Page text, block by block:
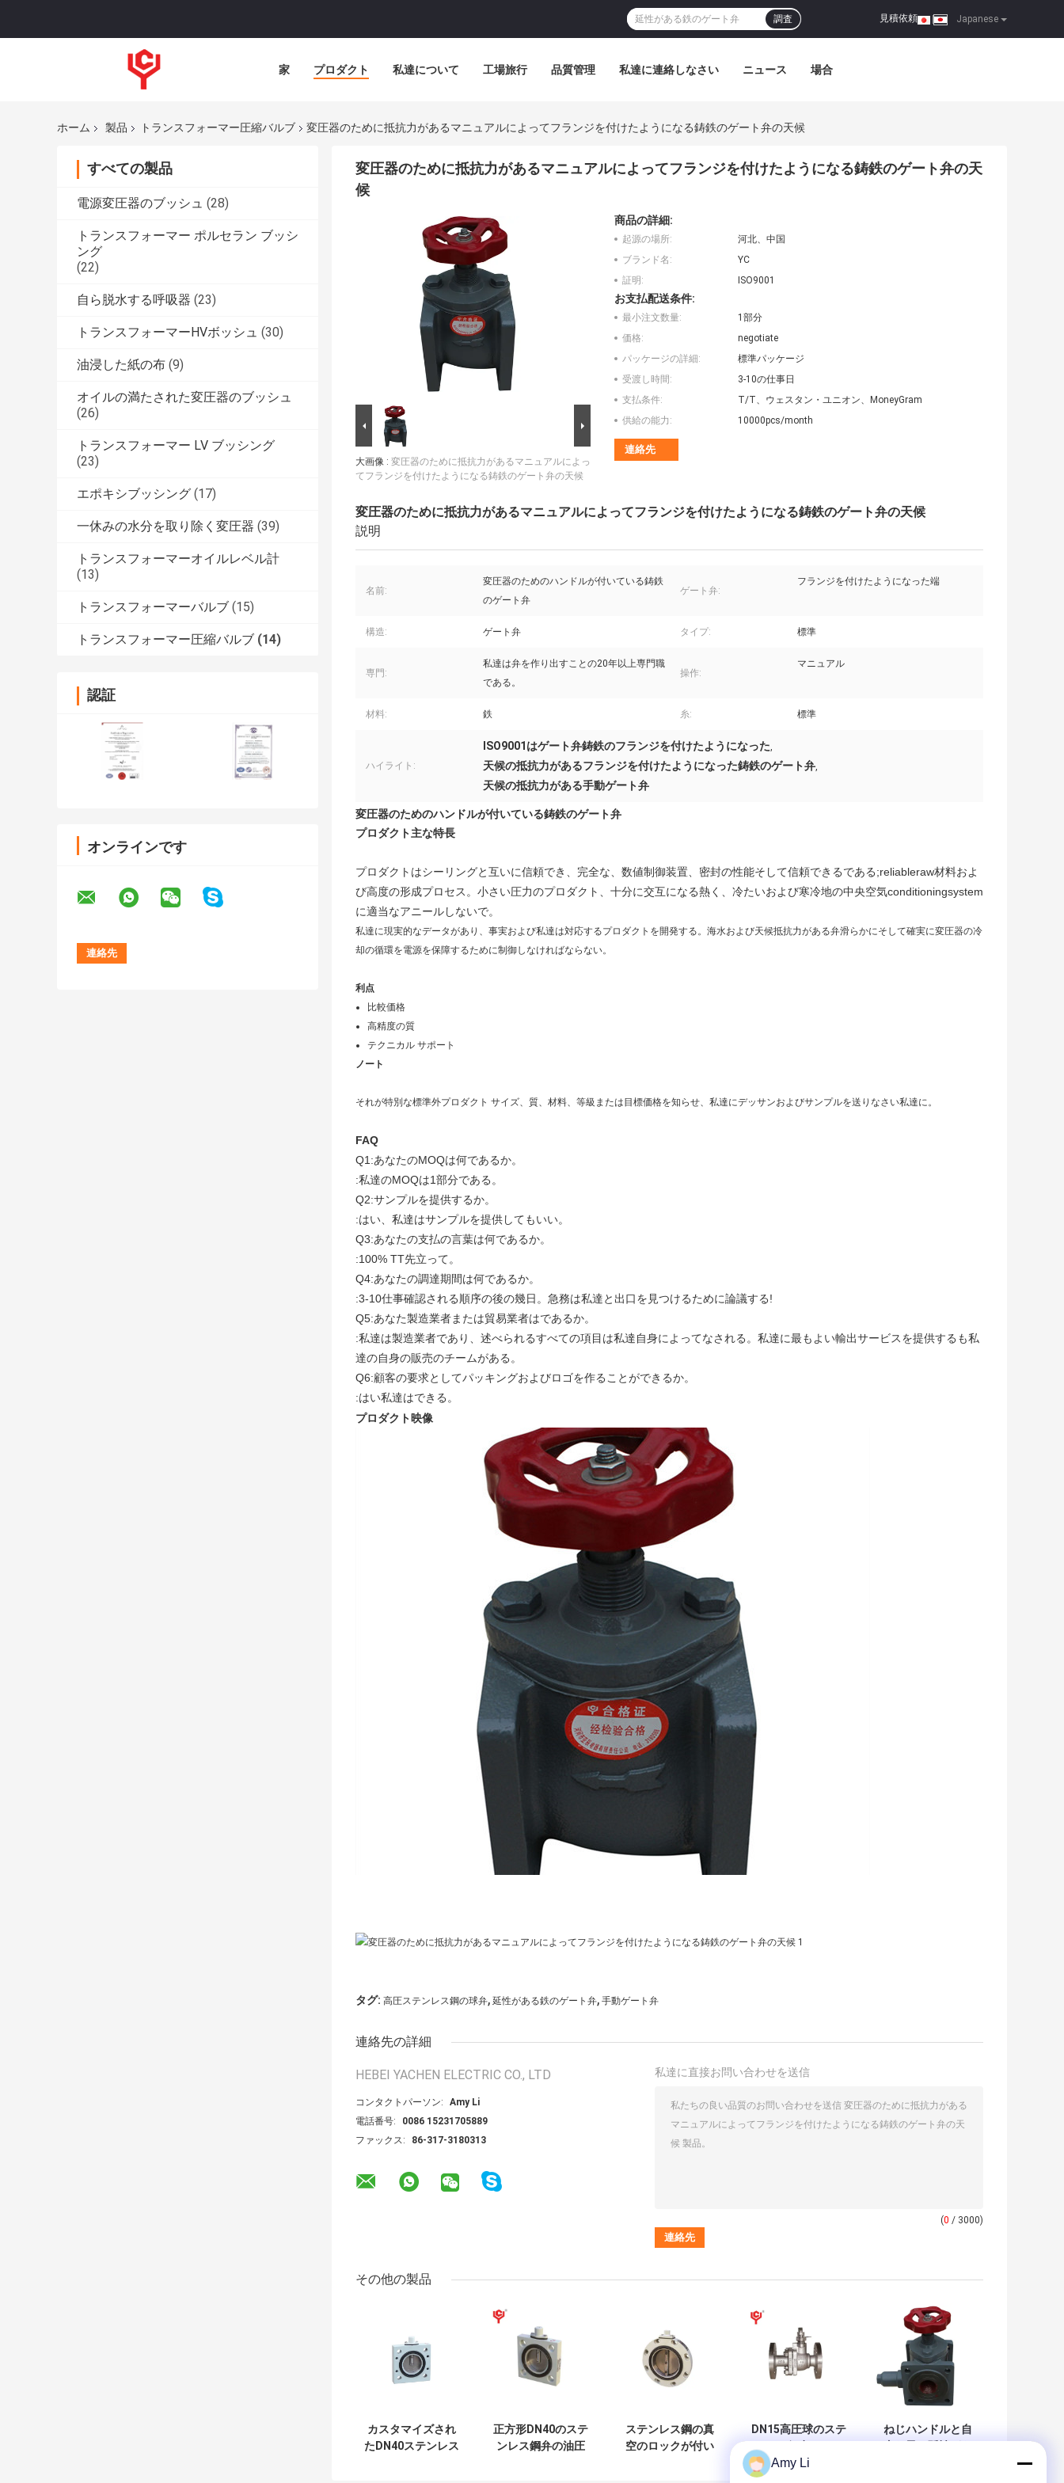
Japanese
見積依頼 |
調査
家 プロダクト 私達について 工場旅行 品質管理 私達に連絡しなさい ニュース 場合
ホーム 製品 トランスフォーマー圧縮バルブ 変圧器のために抵抗力があるマニュアルによってフランジを付けたようになる鋳鉄のゲート弁の天候
すべての製品
電源変圧器のブッシュ (28)
トランスフォーマー ポルセラン ブッシ
ング
(22)
自ら脱水する呼吸器 (23)
トランスフォーマーHVボッシュ (30)
油浸した紙の布 (9)
オイルの満たされた変圧器のブッシュ
(26)
トランスフォーマー LV ブッシング
(23)
エポキシブッシング (17)
一休みの水分を取り除く変圧器 (39)
トランスフォーマーオイルレベル計
(13)
トランスフォーマーバルブ (15)
トランスフォーマー圧縮バルブ (14)
認証
オンラインです
変圧器のために抵抗力があるマニュアルによってフランジを付けたようになる鋳鉄のゲート弁の天
候
大画像 : 変圧器のために抵抗力があるマニュアルによっ
てフランジを付けたようになる鋳鉄のゲート弁の天候
商品の詳細:
起源の場所:
河北、中国
ブランド名:
YC
証明:
ISO9001
お支払配送条件:
最小注文数量:
1部分
価格:
negotiate
パッケージの詳細:
標準パッケージ
受渡し時間:
3-10の仕事日
支払条件:
T/T、ウェスタン・ユニオン、MoneyGram
供給の能力:
10000pcs/month
連絡先
変圧器のために抵抗力があるマニュアルによってフランジを付けたようになる鋳鉄のゲート弁の天候
説明
名前:
変圧器のためのハンドルが付いている鋳鉄
のゲート弁
ゲート弁:
フランジを付けたようになった端
構造: ゲート弁 タイプ: 標準
専門:
私達は弁を作り出すことの20年以上専門職
である。
操作:
マニュアル
材料: 鉄 糸: 標準
ハイライト:
ISO9001はゲート弁鋳鉄のフランジを付けたようになった,
天候の抵抗力があるフランジを付けたようになった鋳鉄のゲート弁,
天候の抵抗力がある手動ゲート弁
変圧器のためのハンドルが付いている鋳鉄のゲート弁
プロダクト主な特長
プロダクトはシーリングと互いに信頼でき、完全な、数値制御装置、密封の性能そして信頼できるである;reliableraw材料およ
び高度の形成プロセス。小さい圧力のプロダクト、十分に交互になる熱く、冷たいおよび寒冷地の中央空気conditioningsystem
に適当なアニールしないで。
私達に現実的なデータがあり、事実および私達は対応するプロダクトを開発する。海水および天候抵抗力がある弁滑らかにそして確実に変圧器の冷
却の循環を電源を保障するために制御しなければならない。
利点
比較価格
高精度の質
テクニカル サポート
ノート
それが特別な標準外プロダクト サイズ、質、材料、等級または目標価格を知らせ、私達にデッサンおよびサンプルを送りなさい私達に。
FAQ
Q1:あなたのMOQは何であるか。
:私達のMOQは1部分である。
Q2:サンプルを提供するか。
:はい、私達はサンプルを提供してもいい。
Q3:あなたの支払の言葉は何であるか。
:100% TT先立って。
Q4:あなたの調達期間は何であるか。
:3-10仕事確認される順序の後の幾日。急務は私達と出口を見つけるために論議する!
Q5:あなた製造業者または貿易業者はであるか。
:私達は製造業者であり、述べられるすべての項目は私達自身によってなされる。私達に最もよい輸出サービスを提供するも私
達の自身の販売のチームがある。
Q6:顧客の要求としてパッキングおよびロゴを作ることができるか。
:はい私達はできる。
プロダクト映像
タグ: 高圧ステンレス鋼の球弁, 延性がある鉄のゲート弁, 手動ゲート弁
連絡先の詳細
HEBEI YACHEN ELECTRIC CO., LTD
コンタクトパーソン:
Amy Li
電話番号:
0086 15231705889
ファックス:
86-317-3180313
私達に直接お問い合わせを送信
(0 / 3000)
その他の製品
カスタマイズされ
たDN40ステンレス
正方形DN40のステ
ンレス鋼弁の油圧
ステンレス鋼の真
空のロックが付い
DN15高圧球のステ
アルはねじで締ま
ねじハンドルと自
Amy Li